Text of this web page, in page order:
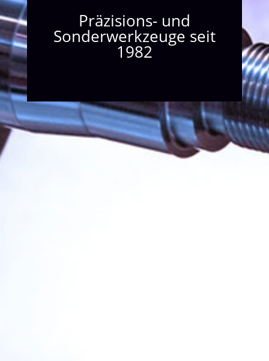
Präzisions- und
Sonderwerkzeuge seit
1982